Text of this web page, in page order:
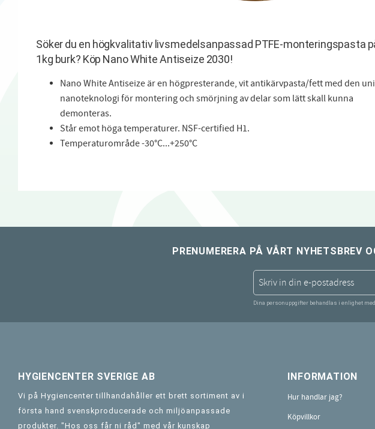
Söker du en högkvalitativ livsmedelsanpassad PTFE-monteringspasta
1kg burk? Köp Nano White Antiseize 2030!
Nano White Antiseize är en högpresterande, vit antikärvpasta/fett med den
nanoteknologi för montering och smörjning av delar som lätt skall kunna
demonteras.
Står emot höga temperaturer. NSF-certified H1.
Temperaturområde -30°C...+250°C
PRENUMERERA PÅ VÅRT NYHETSBREV
Dina personuppgifter behandlas i enlighet
HYGIENCENTER SVERIGE AB
Vi på Hygiencenter tillhandahåller ett brett sortiment av i
första hand svenskproducerade och miljöanpassade
produkter. "Hos oss får ni råd" med vår kunskap
INFORMATION
Hur handlar jag?
Köpvillkor